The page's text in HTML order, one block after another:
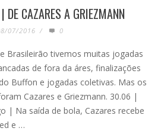
DE CAZARES A GRIEZMANN
07/2016 / 0
Brasileirão tivemos muitas jogadas
de fora da áres, finalizações
Buffon e jogadas coletivas. Mas os
Cazares e Griezmann. 30.06 |
| Na saída de bola, Cazares recebe
e …